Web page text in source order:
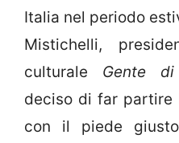
Italia nel periodo
Mistichelli,
culturale Gente di
deciso di far partire
con il piede